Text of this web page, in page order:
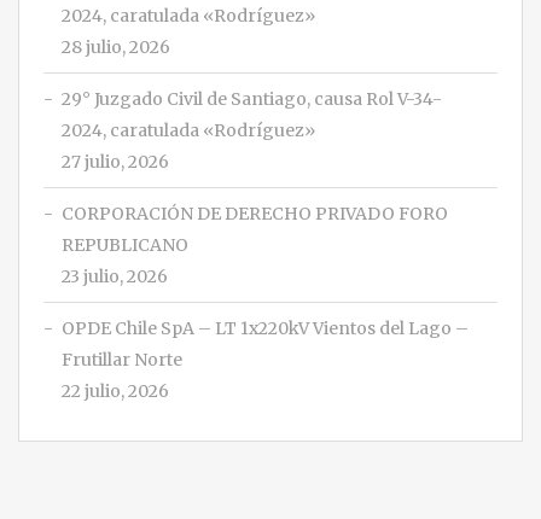
2024, caratulada «Rodríguez»
28 julio, 2026
29° Juzgado Civil de Santiago, causa Rol V-34-
2024, caratulada «Rodríguez»
27 julio, 2026
CORPORACIÓN DE DERECHO PRIVADO FORO
REPUBLICANO
23 julio, 2026
OPDE Chile SpA – LT 1x220kV Vientos del Lago –
Frutillar Norte
22 julio, 2026